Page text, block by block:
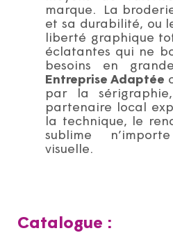
marque. La
et sa durabilité, ou
liberté graphique
éclatantes qui ne
besoins en
Entreprise Adaptée
par la
partenaire local
la technique, le
sublime
visuelle.
Catalogue :